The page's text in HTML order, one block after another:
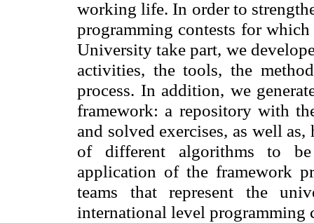
working life. In order to
programming contests for
University take part, we
activities, the tools, the
process. In addition, we
framework: a repository with
and solved exercises, as well
of different algorithms to
application of the framework
teams that represent the
international level programming